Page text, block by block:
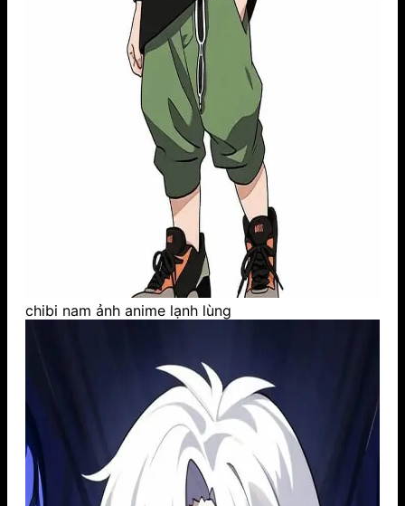
chibi nam ảnh anime lạnh lùng